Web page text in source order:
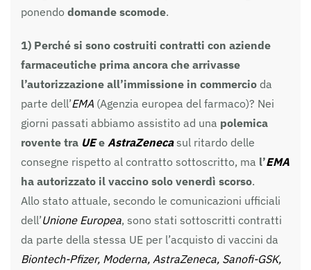
ponendo domande scomode.
1) Perché si sono costruiti contratti con aziende
farmaceutiche prima ancora che arrivasse
l’autorizzazione all’immissione in commercio da
parte dell’EMA (Agenzia europea del farmaco)? Nei
giorni passati abbiamo assistito ad una polemica
rovente tra UEe AstraZenecasul ritardo delle
consegne rispetto al contratto sottoscritto, ma l’EMA
ha autorizzato il vaccino solo venerdì scorso.
Allo stato attuale, secondo le comunicazioni ufficiali
dell’Unione Europea, sono stati sottoscritti contratti
da parte della stessa UE per l’acquisto di vaccini da
Biontech-Pfizer, Moderna, AstraZeneca, Sanofi-GSK,